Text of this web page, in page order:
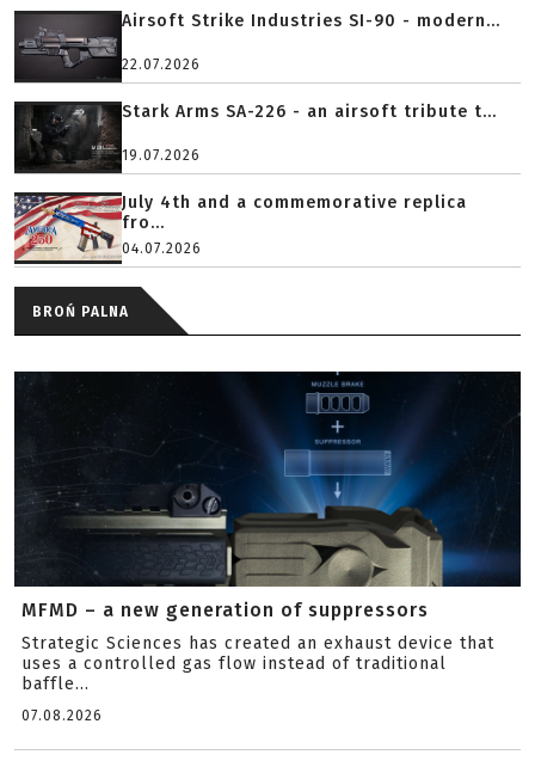
Airsoft Strike Industries SI-90 - modern...
22.07.2026
Stark Arms SA-226 - an airsoft tribute t...
19.07.2026
July 4th and a commemorative replica
fro...
04.07.2026
BROŃ PALNA
MFMD – a new generation of suppressors
Strategic Sciences has created an exhaust device that
uses a controlled gas flow instead of traditional
baffle...
07.08.2026